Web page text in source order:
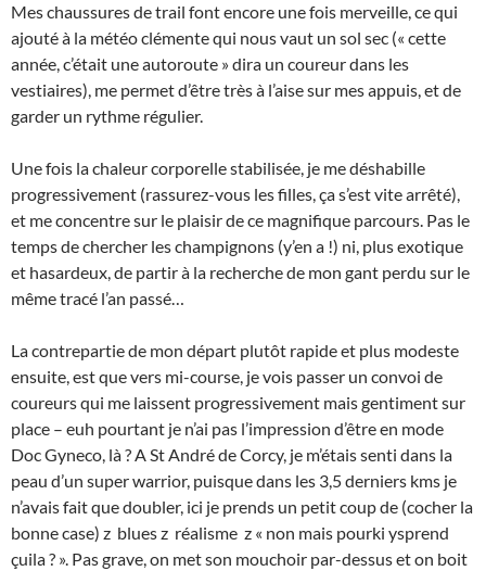
Mes chaussures de trail font encore une fois merveille, ce qui
ajouté à la météo clémente qui nous vaut un sol sec (« cette
année, c’était une autoroute » dira un coureur dans les
vestiaires), me permet d’être très à l’aise sur mes appuis, et de
garder un rythme régulier.
Une fois la chaleur corporelle stabilisée, je me déshabille
progressivement (rassurez-vous les filles, ça s’est vite arrêté),
et me concentre sur le plaisir de ce magnifique parcours. Pas le
temps de chercher les champignons (y’en a !) ni, plus exotique
et hasardeux, de partir à la recherche de mon gant perdu sur le
même tracé l’an passé…
La contrepartie de mon départ plutôt rapide et plus modeste
ensuite, est que vers mi-course, je vois passer un convoi de
coureurs qui me laissent progressivement mais gentiment sur
place – euh pourtant je n’ai pas l’impression d’être en mode
Doc Gyneco, là ? A St André de Corcy, je m’étais senti dans la
peau d’un super warrior, puisque dans les 3,5 derniers kms je
n’avais fait que doubler, ici je prends un petit coup de (cocher la
bonne case) z blues z réalisme z « non mais pourki ysprend
çuila ? ». Pas grave, on met son mouchoir par-dessus et on boit